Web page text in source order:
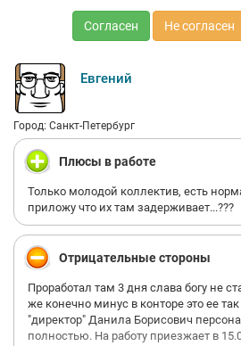
Согласен Не согласен
Евгений
Город: Санкт-Петербург
Плюсы в работе
Только молодой коллектив, есть
приложу что их там задерживает...???
Отрицательные стороны
Проработал там 3 дня слава богу не
же конечно минус в конторе это ее
"директор" Данила Борисович
полностью. На работу приезжает в